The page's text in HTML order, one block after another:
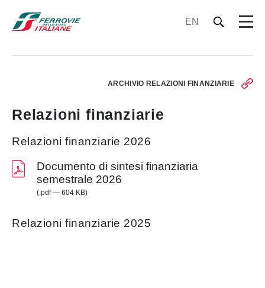
EN
ARCHIVIO RELAZIONI FINANZIARIE
Relazioni finanziarie
Relazioni finanziarie 2026
Documento di sintesi finanziaria
semestrale 2026
(.pdf — 604 KB)
Relazioni finanziarie 2025